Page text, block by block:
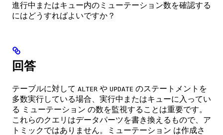
進行中またはキュー内のミューテーション数を確認する
にはどうすればよいですか？
回答
テーブルに対して ALTER や UPDATE のステートメントを
多数実行している場合、実行中またはキューに入ってい
る ミューテーション の数を監視することは重要です。
これらのクエリはデータパーツを書き換えるもので、ア
トミックではありません。ミューテーション は作成さ